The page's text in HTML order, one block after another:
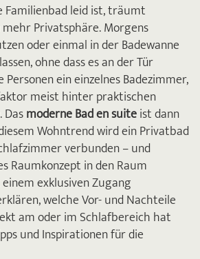
leid ist, träumt
Privatsphäre. Morgens
oder einmal in der Badewanne
ohne dass es an der Tür
ein einzelnes Badezimmer,
meist hinter praktischen
Dasmoderne Bad en suiteist dann
Wohntrend wird ein Privatbad
verbunden – und
Raumkonzept in den Raum
exklusiven Zugang
welche Vor- und Nachteile
am oder im Schlafbereich hat
und Inspirationen für die